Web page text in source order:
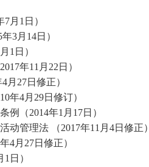
月1日）
3月14日）
1日）
年11月22日）
27日修正）
年4月29日修订）
（2014年1月17日）
管理法 （2017年11月4日修正）
4月27日修正）
日）